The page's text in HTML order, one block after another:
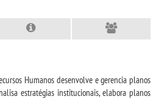
Humanos desenvolve e gerencia planos
estratégias institucionais, elabora planos